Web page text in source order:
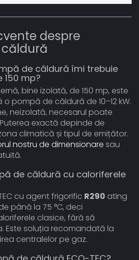
despre
de căldură îmi trebuie
mp?
bine izolată, de 150 mp, este
pompă de căldură de 10–12 kW.
neizolată, necesarul poate
Puterea exactă depinde de
climatică și tipul de emițător.
nostru de dimensionare sau
de căldură cu caloriferele
cu agent frigorific R290 ating
până la 75 °C, deci
clasice, fără să
Este soluția recomandată la
centralelor pe gaz.